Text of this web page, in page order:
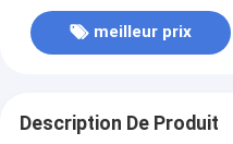
meilleur prix
Description De Produit